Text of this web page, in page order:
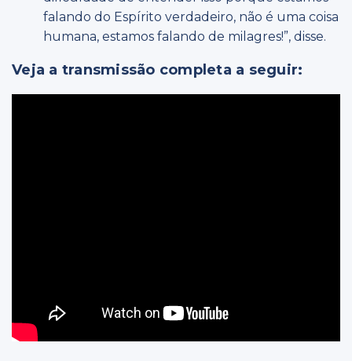
falando do Espírito verdadeiro, não é uma coisa
humana, estamos falando de milagres!”, disse.
Veja a transmissão completa a seguir: